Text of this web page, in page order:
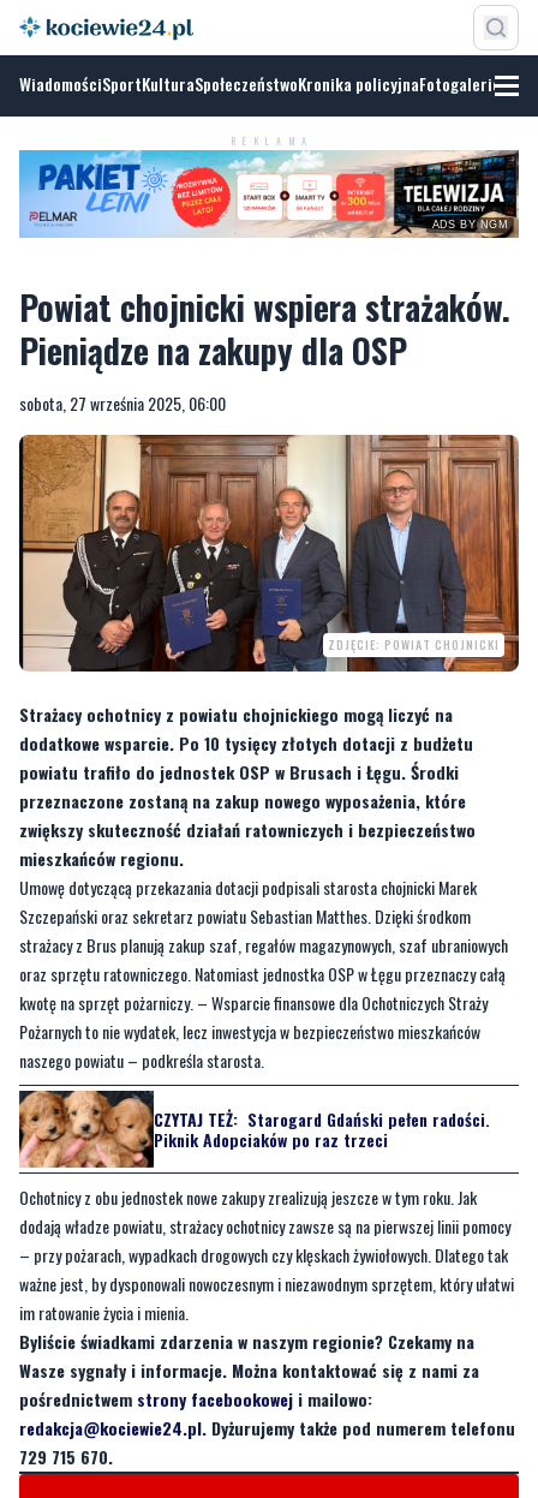
WiadomościSportKulturaSpołeczeństwoKronika policyjnaFotogalerie
REKLAMA
ADS BY NGM
Powiat chojnicki wspiera strażaków.
Pieniądze na zakupy dla OSP
sobota, 27 września 2025, 06:00
ZDJĘCIE: POWIAT CHOJNICKI
Strażacy ochotnicy z powiatu chojnickiego mogą liczyć na
dodatkowe wsparcie. Po 10 tysięcy złotych dotacji z budżetu
powiatu trafiło do jednostek OSP w Brusach i Łęgu. Środki
przeznaczone zostaną na zakup nowego wyposażenia, które
zwiększy skuteczność działań ratowniczych i bezpieczeństwo
mieszkańców regionu.
Umowę dotyczącą przekazania dotacji podpisali starosta chojnicki Marek
Szczepański oraz sekretarz powiatu Sebastian Matthes. Dzięki środkom
strażacy z Brus planują zakup szaf, regałów magazynowych, szaf ubraniowych
oraz sprzętu ratowniczego. Natomiast jednostka OSP w Łęgu przeznaczy całą
kwotę na sprzęt pożarniczy. – Wsparcie finansowe dla Ochotniczych Straży
Pożarnych to nie wydatek, lecz inwestycja w bezpieczeństwo mieszkańców
naszego powiatu – podkreśla starosta.
CZYTAJ TEŻ: Starogard Gdański pełen radości.
Piknik Adopciaków po raz trzeci
Ochotnicy z obu jednostek nowe zakupy zrealizują jeszcze w tym roku. Jak
dodają władze powiatu, strażacy ochotnicy zawsze są na pierwszej linii pomocy
– przy pożarach, wypadkach drogowych czy klęskach żywiołowych. Dlatego tak
ważne jest, by dysponowali nowoczesnym i niezawodnym sprzętem, który ułatwi
im ratowanie życia i mienia.
Byliście świadkami zdarzenia w naszym regionie? Czekamy na
Wasze sygnały i informacje. Można kontaktować się z nami za
pośrednictwem strony facebookowej i mailowo:
redakcja@kociewie24.pl. Dyżurujemy także pod numerem telefonu
729 715 670.